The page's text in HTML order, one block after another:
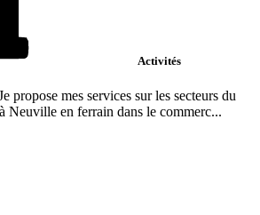
Activités
propose mes services sur les secteurs du
Neuville en ferrain dans le commerc...